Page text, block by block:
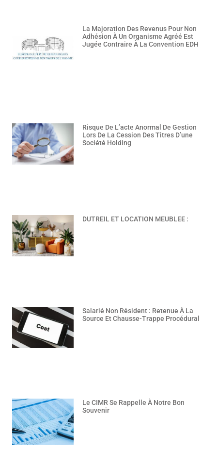
La Majoration Des Revenus Pour Non
Adhésion À Un Organisme Agréé Est
Jugée Contraire À La Convention EDH
Risque De L’acte Anormal De Gestion
Lors De La Cession Des Titres D’une
Société Holding
DUTREIL ET LOCATION MEUBLEE :
Salarié Non Résident : Retenue À La
Source Et Chausse-Trappe Procédural
Le CIMR Se Rappelle À Notre Bon
Souvenir